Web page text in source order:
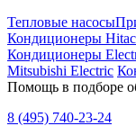
Тепловые насосы
Кондиционеры
Кондиционеры
Mitsubishi Electric
Помощь в подборе
8 (495) 740-23-24